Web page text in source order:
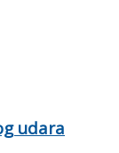
udara